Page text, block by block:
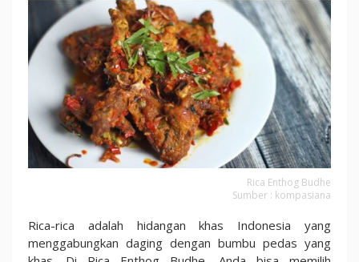
Rica Enthog Budhe
Sumber : kompasiana
Rica-rica adalah hidangan khas Indonesia yang
menggabungkan daging dengan bumbu pedas yang